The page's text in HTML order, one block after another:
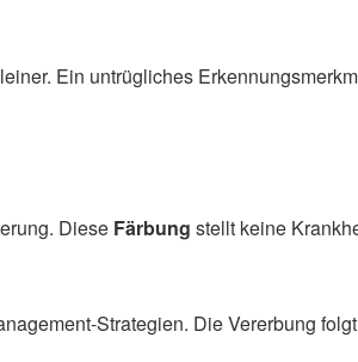
Ein untrügliches
Diese Färbung stellt keine
Strategien. Die Vererbung